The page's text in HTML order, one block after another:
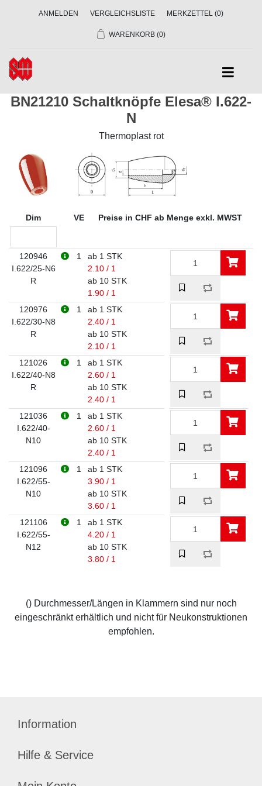
ANMELDEN VERGLEICHSLISTE MERKZETTEL (0)
WARENKORB (0)
BN21210 Schaltknöpfe Elesa® I.622-
N
Thermoplast rot
Dim VE Preise in CHF ab Menge exkl. MWST
120946
I.622/25-N6
R
1
ab 1 STK
2.10 / 1
ab 10 STK
1.90 / 1
120976
I.622/30-N8
R
1
ab 1 STK
2.40 / 1
ab 10 STK
2.10 / 1
121026
I.622/40-N8
R
1
ab 1 STK
2.60 / 1
ab 10 STK
2.40 / 1
121036
I.622/40-
N10
1
ab 1 STK
2.60 / 1
ab 10 STK
2.40 / 1
121096
I.622/55-
N10
1
ab 1 STK
3.90 / 1
ab 10 STK
3.60 / 1
121106
I.622/55-
N12
1
ab 1 STK
4.20 / 1
ab 10 STK
3.80 / 1
() Durchmesser/Längen in Klammern sind nur noch
eingeschränkt erhältlich und nicht für Neukonstruktionen
empfohlen.
Information
Hilfe & Service